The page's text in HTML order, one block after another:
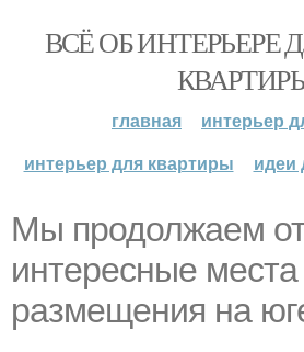
ВСЁ ОБ ИНТЕРЬЕРЕ
главная
интерьер
интерьер для квартиры
идеи
Мы продолжаем
интересные места
размещения на